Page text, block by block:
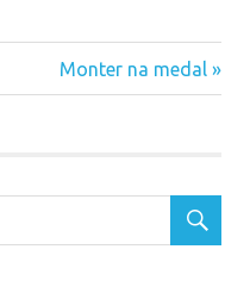
Next
Post:
Monter na medal